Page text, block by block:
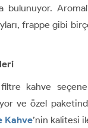
bulunuyor.
frappe gibi
kahve
ve özel
Kahve’nin kalitesi